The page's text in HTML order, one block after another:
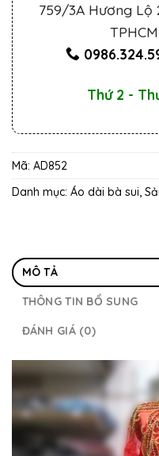
759/3A Hương Lộ
Thứ 2 -
Mã: AD852
Danh mục: Áo dài bà sui,
MÔ TẢ
THÔNG TIN BỔ SUNG
ĐÁNH GIÁ (0)